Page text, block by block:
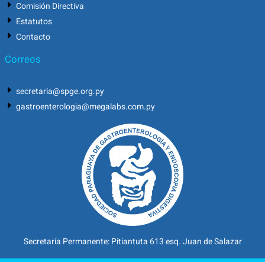
Comisión Directiva
Estatutos
Contacto
Correos
secretaria@spge.org.py
gastroenterologia@megalabs.com.py
Secretaría Permanente: Pitiantuta 613 esq. Juan de Salazar